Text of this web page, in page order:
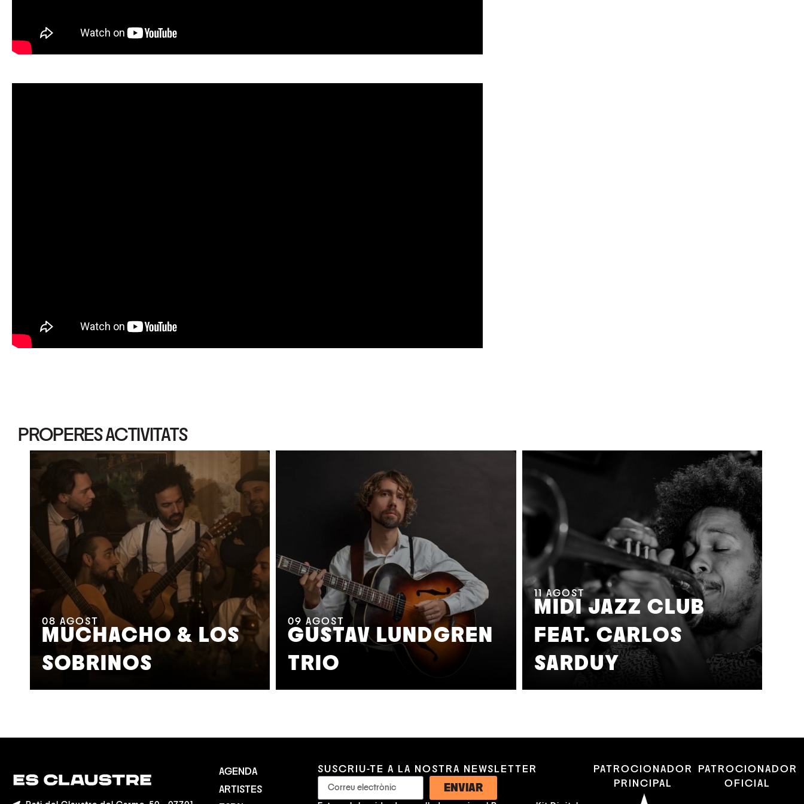
PROPERES ACTIVITATS
08 AGOST
MUCHACHO & LOS
SOBRINOS
09 AGOST
GUSTAV LUNDGREN
TRIO
11 AGOST
MIDI JAZZ CLUB
FEAT. CARLOS
SARDUY
AGENDA
ARTISTES
SUSCRIU-TE A LA NOSTRA NEWSLETTER
ENVIAR
PATROCIONADOR
PRINCIPAL
PATROCIONADOR
OFICIAL